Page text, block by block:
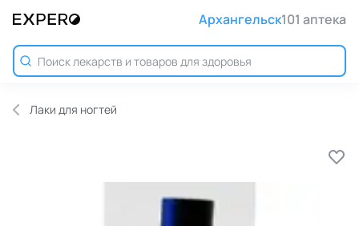
Архангельск101 аптека
Лаки для ногтей